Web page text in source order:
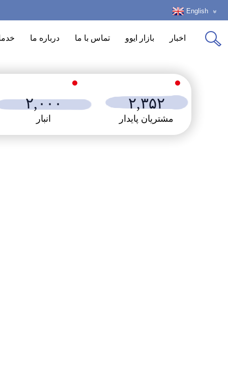
English
درباره ما تماس با ما بازار ایوو اخبار
۲,۰۰۰
انبار
۲,۳۵۲
مشتریان پایدار